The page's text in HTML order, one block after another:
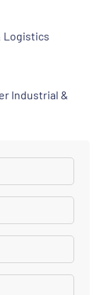
Logistics
Industrial &